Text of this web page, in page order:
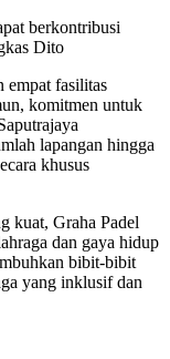
berkontribusi
Dito
empat fasilitas
komitmen untuk
lapangan hingga
khusus
kuat, Graha Padel
dan gaya hidup
bibit-bibit
yang inklusif dan